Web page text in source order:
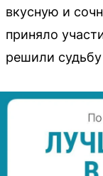
вкусную и
приняло
решили